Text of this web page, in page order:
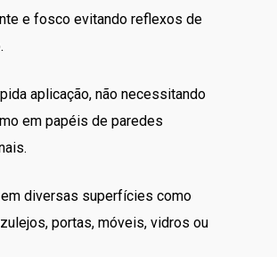
e fosco evitando reflexos de
aplicação, não necessitando
em papéis de paredes
diversas superfícies como
portas, móveis, vidros ou